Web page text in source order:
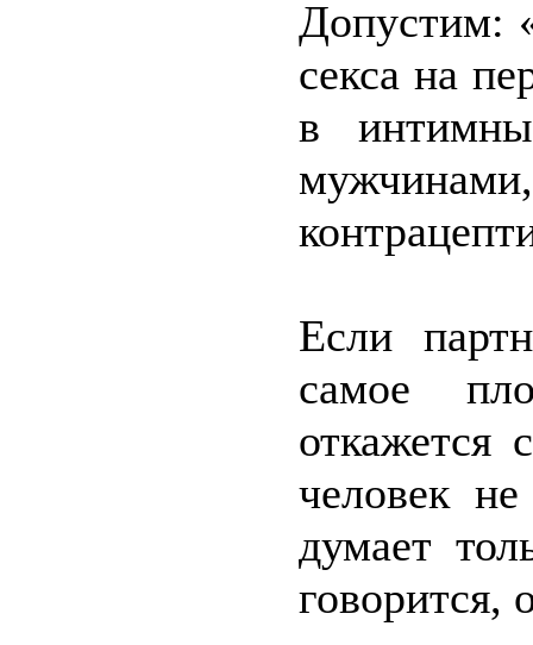
Допустим:
секса на
в
Если
самое
откажется
человек
думает
говорится,